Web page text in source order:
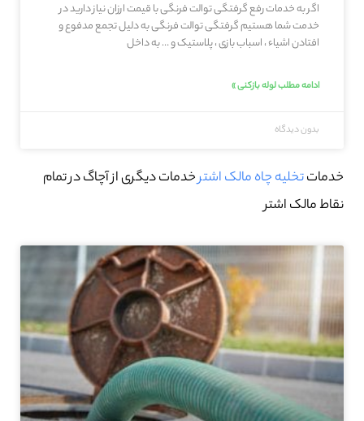
اگر به خدمات رفع گرفتگی توالت فرنگی با قیمت ارزان نیاز دارید در
خدمت شما هستیم گرفتگی توالت فرنگی به دلیل تجمع مدفوع و
افتادن اشیاء ، اسباب بازی ، پلاستیک و … به داخل
ادامه مطلب لوله بازکنی »
بدون دیدگاه
خدماتتخلیه چاه مالک اشترخدمات دیگری از آچاگ در تمام
نقاط مالک اشتر